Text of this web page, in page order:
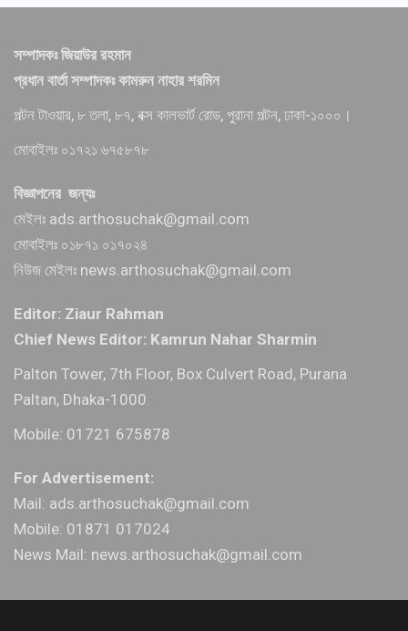
সম্পাদকঃ জিয়াউর রহমান
প্রধান বার্তা সম্পাদকঃ কামরুন নাহার শরমিন
পল্টন টাওয়ার, ৮ তলা, ৮৭, বক্স কালভার্ট রোড, পুরানা পল্টন, ঢাকা-১০০০।
মোবাইলঃ ০১৭২১ ৬৭৫৮৭৮
বিজ্ঞাপনের জন্যঃ
মেইলঃ ads.arthosuchak@gmail.com
মোবাইলঃ ০১৮৭১ ০১৭০২৪
নিউজ মেইলঃ news.arthosuchak@gmail.com
Editor: Ziaur Rahman
Chief News Editor: Kamrun Nahar Sharmin
Palton Tower, 7th Floor, Box Culvert Road, Purana
Paltan, Dhaka-1000.
Mobile: 01721 675878
For Advertisement:
Mail: ads.arthosuchak@gmail.com
Mobile: 01871 017024
News Mail: news.arthosuchak@gmail.com